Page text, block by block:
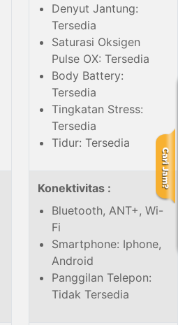
Denyut Jantung:
Tersedia
Saturasi Oksigen
Pulse OX: Tersedia
Body Battery:
Tersedia
Tingkatan Stress:
Tersedia
Tidur: Tersedia
Konektivitas :
Bluetooth, ANT+, Wi-
Fi
Smartphone: Iphone,
Android
Panggilan Telepon:
Tidak Tersedia